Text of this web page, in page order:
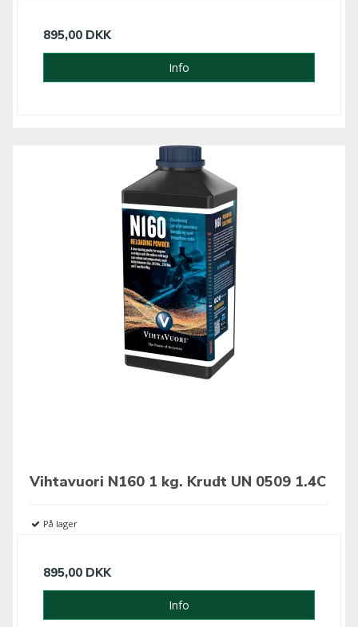
895,00 DKK
Info
Vihtavuori N160 1 kg. Krudt UN 0509 1.4C
På lager
895,00 DKK
Info